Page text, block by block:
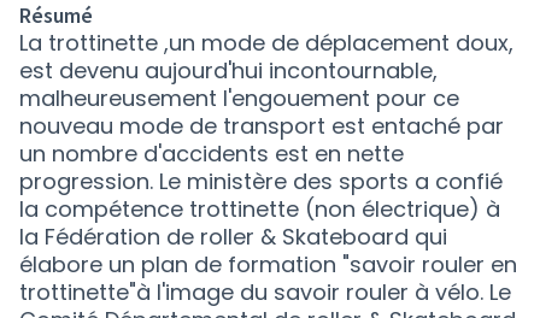
Résumé
La trottinette ,un mode de déplacement doux,
est devenu aujourd'hui incontournable,
malheureusement l'engouement pour ce
nouveau mode de transport est entaché par
un nombre d'accidents est en nette
progression. Le ministère des sports a confié
la compétence trottinette (non électrique) à
la Fédération de roller & Skateboard qui
élabore un plan de formation "savoir rouler en
trottinette"à l'image du savoir rouler à vélo. Le